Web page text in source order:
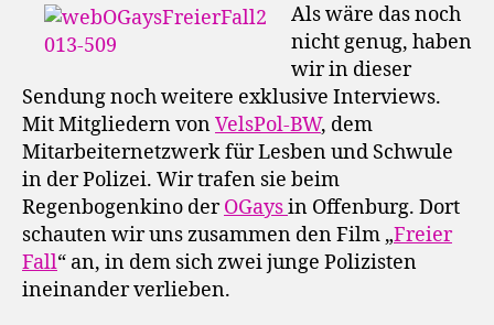
Als wäre das noch
nicht genug, haben
wir in dieser
Sendung noch weitere exklusive Interviews.
Mit Mitgliedern vonVelsPol-BW, dem
Mitarbeiternetzwerk für Lesben und Schwule
in der Polizei. Wir trafen sie beim
Regenbogenkino derOGaysin Offenburg. Dort
schauten wir uns zusammen den Film „Freier
Fall“ an, in dem sich zwei junge Polizisten
ineinander verlieben.